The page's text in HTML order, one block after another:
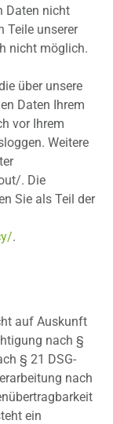
Daten nicht
Teile unserer
nicht möglich.
über unsere
Daten Ihrem
vor Ihrem
Weitere
. Die
Sie als Teil der
.
auf Auskunft
nach §
§ 21 DSG-
nach
ein